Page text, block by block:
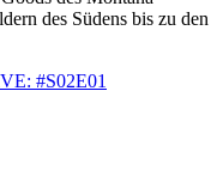
des Südens bis zu den
#S02E01